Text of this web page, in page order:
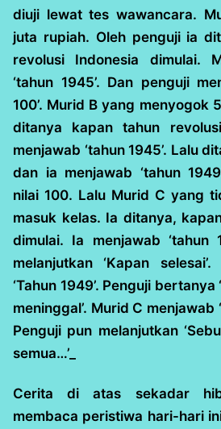
diuji lewat tes wawancara.
juta rupiah. Oleh penguji ia
revolusi Indonesia dimulai.
‘tahun 1945’. Dan penguji
100’. Murid B yang menyogok
ditanya kapan tahun
menjawab ‘tahun 1945’. Lalu
dan ia menjawab ‘tahun
nilai 100. Lalu Murid C yang
masuk kelas. Ia ditanya,
dimulai. Ia menjawab ‘tahun
melanjutkan ‘Kapan
‘Tahun 1949’. Penguji
meninggal’. Murid C menjawab
Penguji pun melanjutkan
semua…’_
Cerita di atas sekadar
membaca peristiwa hari-hari